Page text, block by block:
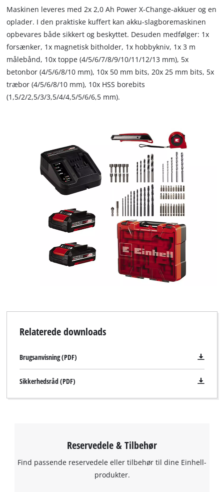
Maskinen leveres med 2x 2,0 Ah Power X-Change-akkuer og en
oplader. I den praktiske kuffert kan akku-slagboremaskinen
opbevares både sikkert og beskyttet. Desuden medfølger: 1x
forsænker, 1x magnetisk bitholder, 1x hobbykniv, 1x 3 m
målebånd, 10x toppe (4/5/6/7/8/9/10/11/12/13 mm), 5x
betonbor (4/5/6/8/10 mm), 10x 50 mm bits, 20x 25 mm bits, 5x
træbor (4/5/6/8/10 mm), 10x HSS borebits
(1,5/2/2,5/3/3,5/4/4,5/5/6/6,5 mm).
Relaterede downloads
Brugsanvisning (PDF)
Sikkerhedsråd (PDF)
Reservedele & Tilbehør
Find passende reservedele eller tilbehør til dine Einhell-
produkter.